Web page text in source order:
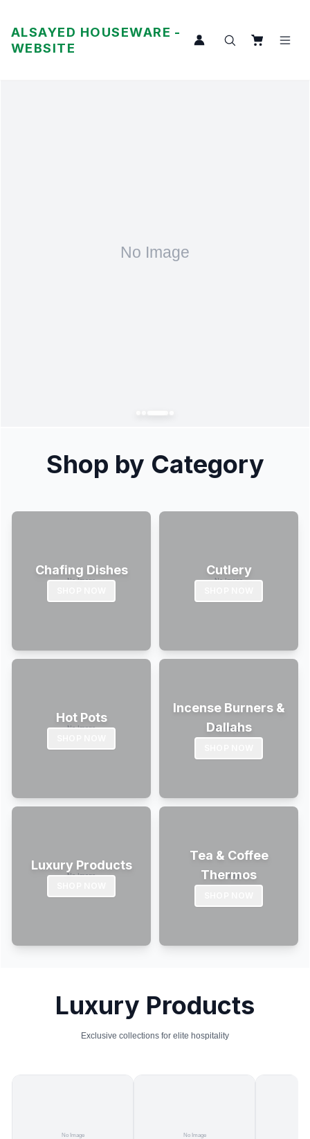
ALSAYED HOUSEWARE -
WEBSITE
Shop by Category
Chafing Dishes Cutlery
Hot Pots
Incense Burners &
Dallahs
Luxury Products
Tea & Coffee
Thermos
Luxury Products
Exclusive collections for elite hospitality